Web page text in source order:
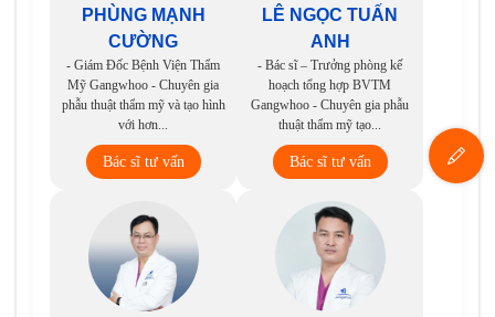
PHÙNG MẠNH
CƯỜNG
- Giám Đốc Bệnh Viện Thẩm
Mỹ Gangwhoo - Chuyên gia
phẫu thuật thẩm mỹ và tạo hình
với hơn...
Bác sĩ tư vấn
LÊ NGỌC TUẤN
ANH
- Bác sĩ – Trưởng phòng kế
hoạch tổng hợp BVTM
Gangwhoo - Chuyên gia phẫu
thuật thẩm mỹ tạo...
Bác sĩ tư vấn